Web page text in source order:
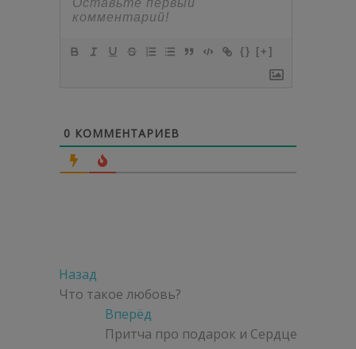
{} [+]
0 КОММЕНТАРИЕВ
Навигация
по
записям
Назад
запись:
Что такое любовь?
Вперёд
запись:
Притча про подарок и Сердце